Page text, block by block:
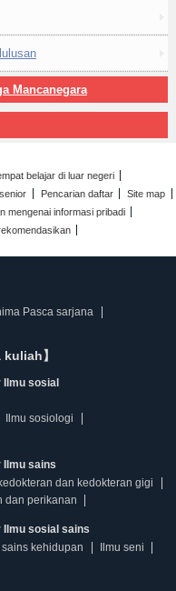
Mancanegara
belajar di luar negeri
Pencarian daftar
Site map
mengenai informasi pribadi
Pasca sarjana
】
sosial
Ilmu sosiologi
Ilmu sains
kedokteran dan kedokteran gigi
dan perikanan
Ilmu sosial sains
sains kehidupan
Ilmu seni